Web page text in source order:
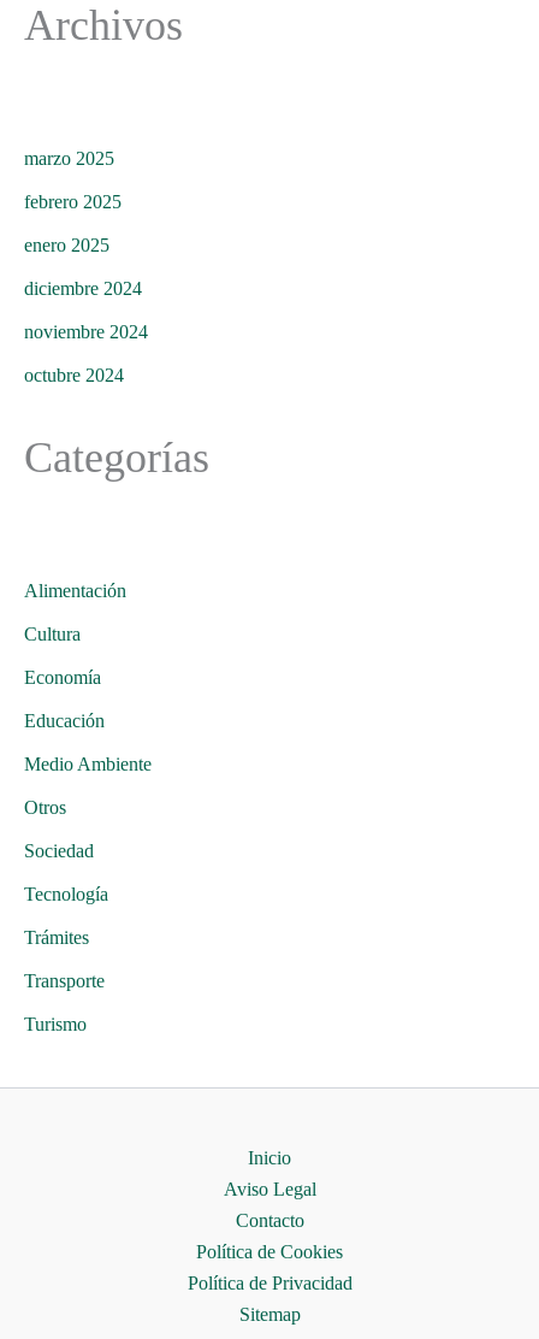
Archivos
marzo 2025
febrero 2025
enero 2025
diciembre 2024
noviembre 2024
octubre 2024
Categorías
Alimentación
Cultura
Economía
Educación
Medio Ambiente
Otros
Sociedad
Tecnología
Trámites
Transporte
Turismo
Inicio
Aviso Legal
Contacto
Política de Cookies
Política de Privacidad
Sitemap